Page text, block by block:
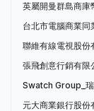
英屬開曼群島商庫
台北市電腦商業同
聯維有線電視股份
張飛創意行銷有限
Swatch Group_瑞
元大商業銀行股份